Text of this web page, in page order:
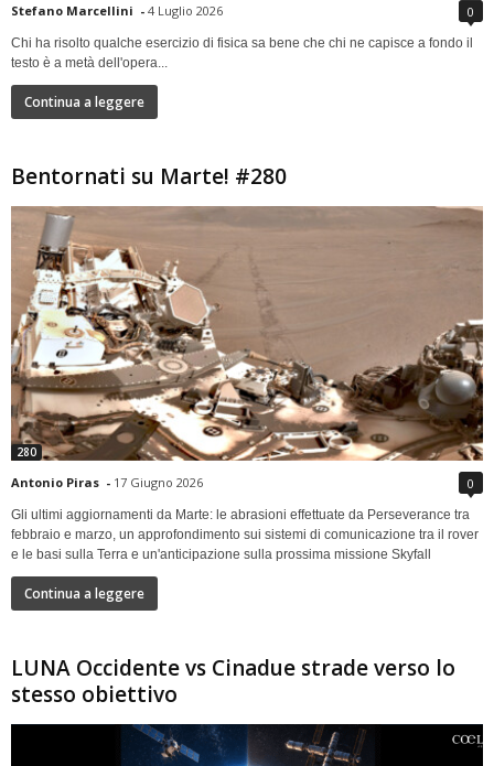
Stefano Marcellini - 4 Luglio 2026 0
Chi ha risolto qualche esercizio di fisica sa bene che chi ne capisce a fondo il
testo è a metà dell'opera...
Continua a leggere
Bentornati su Marte! #280
280
Antonio Piras - 17 Giugno 2026 0
Gli ultimi aggiornamenti da Marte: le abrasioni effettuate da Perseverance tra
febbraio e marzo, un approfondimento sui sistemi di comunicazione tra il rover
e le basi sulla Terra e un'anticipazione sulla prossima missione Skyfall
Continua a leggere
LUNA Occidente vs Cinadue strade verso lo
stesso obiettivo